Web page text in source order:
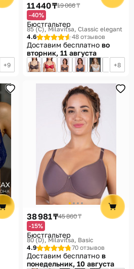
9
11 440 ₸19 066 ₸
-40%
Бюстгальтер
85 (C) Milavitsa, Classic elegant
4.6
48 отзывов
Доставим бесплатно во
вторник, 11 августа
8
38 981 ₸45 860 ₸
-15%
Бюстгальтер
80 (D) Milavitsa, Basic
4.9
70 отзывов
Доставим бесплатно в
понедельник, 10 августа